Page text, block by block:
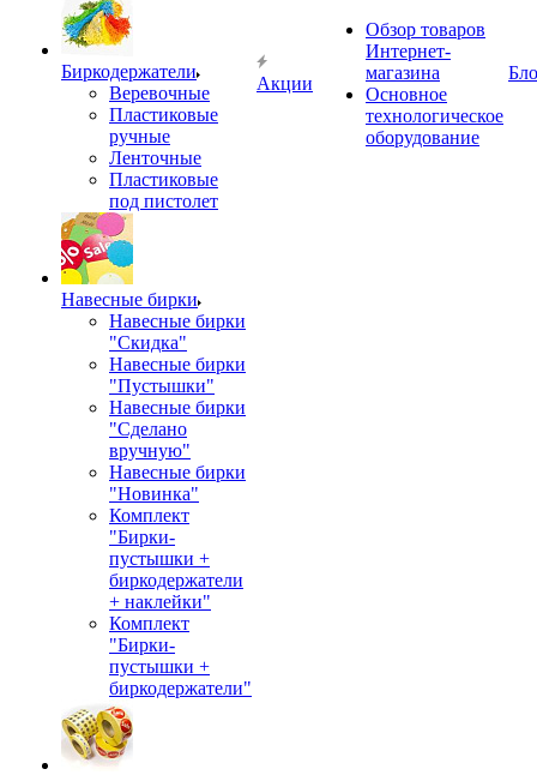
Биркодержатели
Веревочные
Пластиковые
ручные
Ленточные
Пластиковые
под пистолет
Навесные бирки
Навесные бирки
"Скидка"
Навесные бирки
"Пустышки"
Навесные бирки
"Сделано
вручную"
Навесные бирки
"Новинка"
Комплект
"Бирки-
пустышки +
биркодержатели
+ наклейки"
Комплект
"Бирки-
пустышки +
биркодержатели"
Акции
Обзор товаров
Интернет-
магазина
Основное
технологическое
оборудование